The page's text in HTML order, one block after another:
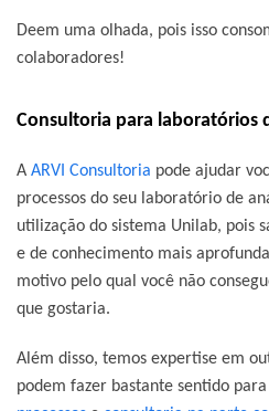
Deem uma olhada, pois isso
colaboradores!
Consultoria para laboratórios
A ARVI Consultoria pode ajudar
processos do seu laboratório de
utilização do sistema Unilab, pois
e de conhecimento mais
motivo pelo qual você não
que gostaria.
Além disso, temos expertise em
podem fazer bastante sentido